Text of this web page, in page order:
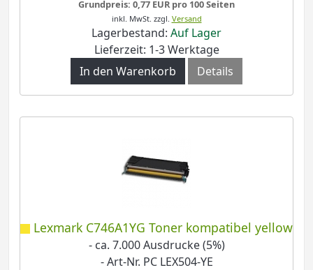
Grundpreis: 0,77 EUR pro 100 Seiten
inkl. MwSt. zzgl. Versand
Lagerbestand: Auf Lager
Lieferzeit: 1-3 Werktage
In den Warenkorb
Details
Lexmark C746A1YG Toner kompatibel yellow
- ca. 7.000 Ausdrucke (5%)
- Art-Nr. PC LEX504-YE